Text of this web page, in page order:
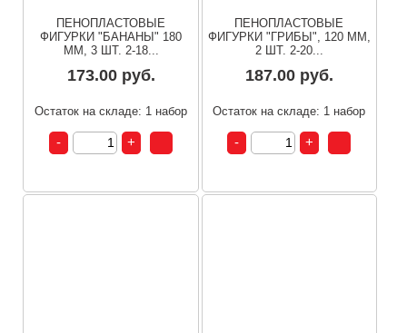
ПЕНОПЛАСТОВЫЕ
ФИГУРКИ "БАНАНЫ" 180
ММ, 3 ШТ. 2-18...
173.00 руб.
Остаток на складе: 1 набор
ПЕНОПЛАСТОВЫЕ
ФИГУРКИ "ГРИБЫ", 120 ММ,
2 ШТ. 2-20...
187.00 руб.
Остаток на складе: 1 набор